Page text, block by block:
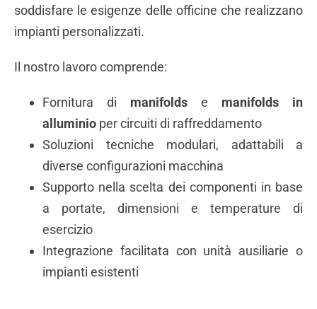
soddisfare le esigenze delle officine che realizzano
impianti personalizzati.
Il nostro lavoro comprende:
Fornitura di manifolds e manifolds in
alluminio per circuiti di raffreddamento
Soluzioni tecniche modulari, adattabili a
diverse configurazioni macchina
Supporto nella scelta dei componenti in base
a portate, dimensioni e temperature di
esercizio
Integrazione facilitata con unità ausiliarie o
impianti esistenti